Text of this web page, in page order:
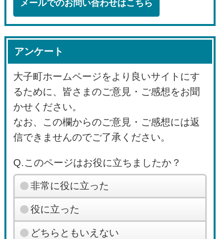
メールでのお問い合わせはこちら
アンケート
大子町ホームページをより良いサイトにす
るために、皆さまのご意見・ご感想をお聞
かせください。
なお、この欄からのご意見・ご感想には返
信できませんのでご了承ください。
Q.このページはお役に立ちましたか？
非常に役に立った
役に立った
どちらともいえない